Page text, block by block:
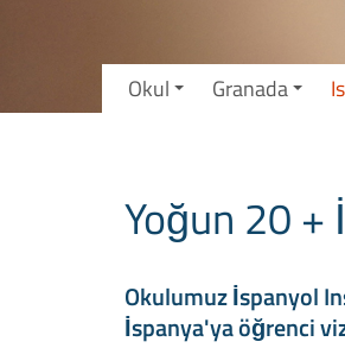
Okul Granada
Yoğun 20
Okulumuz İspanyol
İspanya'ya öğrenci